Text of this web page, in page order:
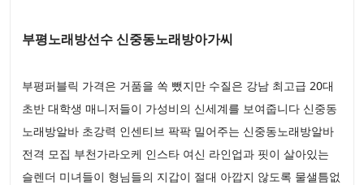
부평노래방선수 신중동노래방아가씨
부평퍼블릭 가격은 거품을 쏙 뺐지만 수질은 강남 최고급 20대
초반 대학생 매니저들이 가성비의 신세계를 보여줍니다 신중동
노래방알바 초강력 인센티브 팍팍 밀어주는 신중동노래방알바
전격 모집 부천가라오케 인스타 여신 라인업과 핏이 살아있는
슬렌더 미녀들이 형님들의 지갑이 절대 아깝지 않도록 물샐틈없